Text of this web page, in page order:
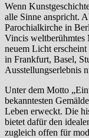
Wenn
alle Sinne anspricht.
Parochialkirche in
Vincis weltberühmtes
neuem Licht
in Frankfurt, Basel,
Ausstellungserlebnis
Unter dem Motto
bekanntesten
Leben erweckt. Die
bietet dafür den
zugleich offen für